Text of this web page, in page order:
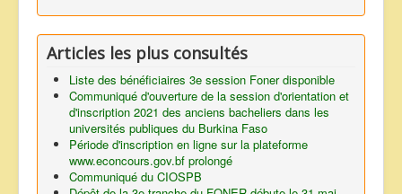
Articles les plus consultés
Liste des bénéficiaires 3e session Foner disponible
Communiqué d'ouverture de la session d'orientation et
d'inscription 2021 des anciens bacheliers dans les
universités publiques du Burkina Faso
Période d'inscription en ligne sur la plateforme
www.econcours.gov.bf prolongé
Communiqué du CIOSPB